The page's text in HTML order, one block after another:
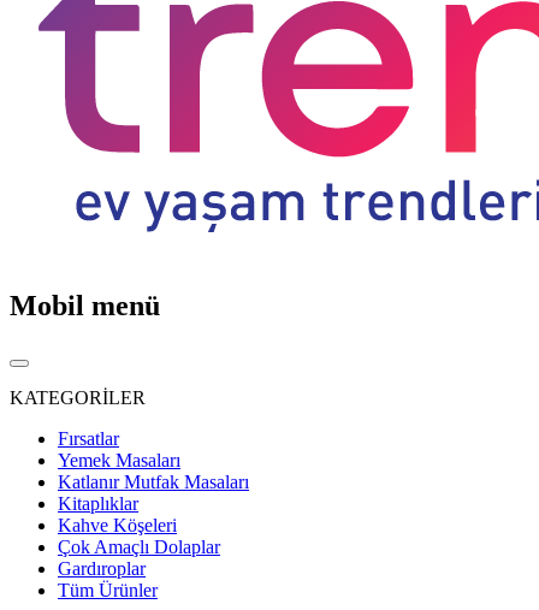
Mobil menü
KATEGORİLER
Fırsatlar
Yemek Masaları
Katlanır Mutfak Masaları
Kitaplıklar
Kahve Köşeleri
Çok Amaçlı Dolaplar
Gardıroplar
Tüm Ürünler